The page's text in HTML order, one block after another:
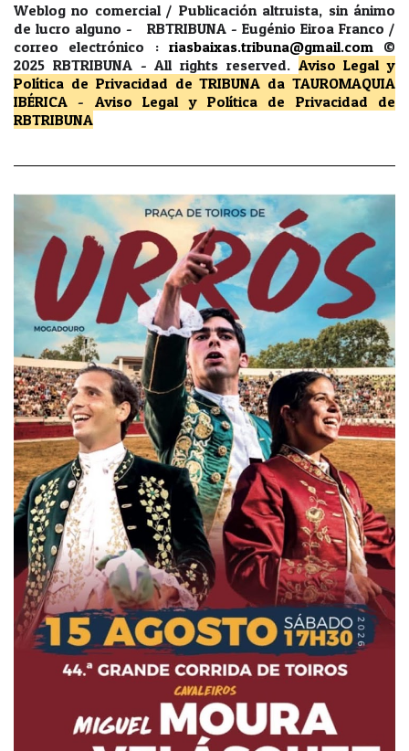
Weblog no comercial / Publicación altruista, sin ánimo
de lucro alguno - RBTRIBUNA - Eugénio Eiroa Franco /
correo electrónico : riasbaixas.tribuna@gmail.com
©
2025 RBTRIBUNA -All rights reserved. Aviso Legal y
Política de Privacidad de TRIBUNA da TAUROMAQUIA
IBÉRICA - Aviso Legal y Política de Privacidad
de
RBTRIBUNA